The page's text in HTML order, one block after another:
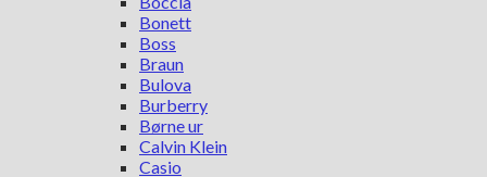
Bonett
Boss
Braun
Bulova
Burberry
Børne ur
Calvin Klein
Casio